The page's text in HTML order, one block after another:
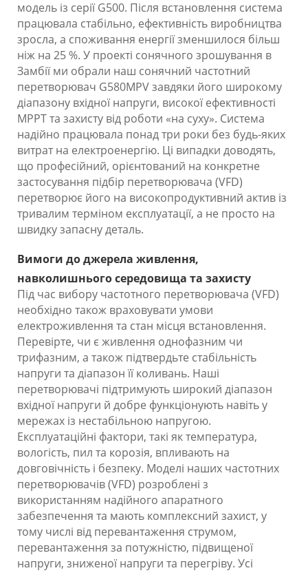
модель із серії G500. Після встановлення система
працювала стабільно, ефективність виробництва
зросла, а споживання енергії зменшилося більш
ніж на 25 %. У проекті сонячного зрошування в
Замбії ми обрали наш сонячний частотний
перетворювач G580MPV завдяки його широкому
діапазону вхідної напруги, високої ефективності
MPPT та захисту від роботи «на суху». Система
надійно працювала понад три роки без будь-яких
витрат на електроенергію. Ці випадки доводять,
що професійний, орієнтований на конкретне
застосування підбір перетворювача (VFD)
перетворює його на високопродуктивний актив із
тривалим терміном експлуатації, а не просто на
швидку запасну деталь.
Вимоги до джерела живлення,
навколишнього середовища та захисту
Під час вибору частотного перетворювача (VFD)
необхідно також враховувати умови
електроживлення та стан місця встановлення.
Перевірте, чи є живлення однофазним чи
трифазним, а також підтвердьте стабільність
напруги та діапазон її коливань. Наші
перетворювачі підтримують широкий діапазон
вхідної напруги й добре функціонують навіть у
мережах із нестабільною напругою.
Експлуатаційні фактори, такі як температура,
вологість, пил та корозія, впливають на
довговічність і безпеку. Моделі наших частотних
перетворювачів (VFD) розроблені з
використанням надійного апаратного
забезпечення та мають комплексний захист, у
тому числі від перевантаження струмом,
перевантаження за потужністю, підвищеної
напруги, зниженої напруги та перегріву. Усі